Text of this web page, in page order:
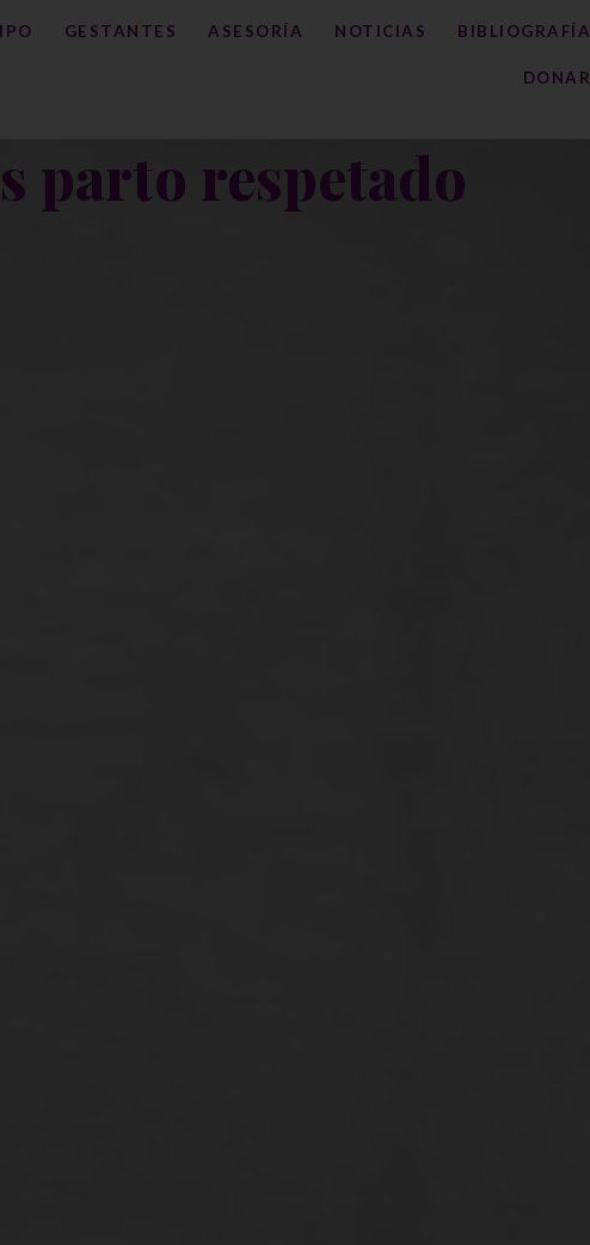
GESTANTES ASESORÍA NOTICIAS BIBLIOGRAFÍA
DONAR
parto respetado